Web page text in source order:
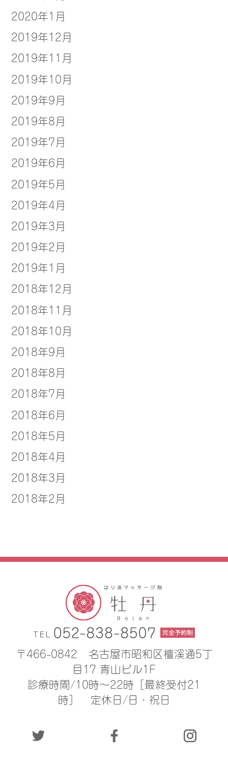
2020年1月
2019年12月
2019年11月
2019年10月
2019年9月
2019年8月
2019年7月
2019年6月
2019年5月
2019年4月
2019年3月
2019年2月
2019年1月
2018年12月
2018年11月
2018年10月
2018年9月
2018年8月
2018年7月
2018年6月
2018年5月
2018年4月
2018年3月
2018年2月
〒466-0842
名古屋市昭和区檀溪通5丁
目17 青山ビル1F
診療時間/10時〜22時［最終受付21
時］
定休日/日・祝日